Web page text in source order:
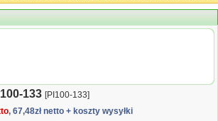
133 [PI100-133]
, 67,48zł netto + koszty wysyłki